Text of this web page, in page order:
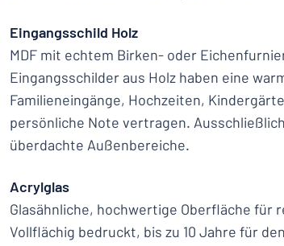
Eingangsschild Holz
MDF mit echtem Birken- oder
Eingangsschilder aus Holz haben eine
Familieneingänge, Hochzeiten,
persönliche Note vertragen.
überdachte Außenbereiche.
Acrylglas
Glasähnliche, hochwertige Oberfläche für
Vollflächig bedruckt, bis zu 10 Jahre für